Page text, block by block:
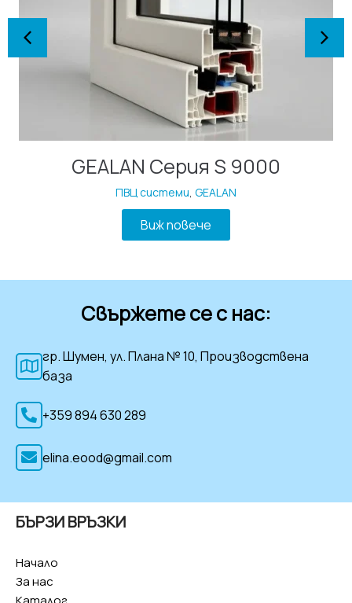
GEALAN Серия S 9000
ПВЦ системи, GEALAN
Виж повече
Свържете се с нас:
гр. Шумен, ул. Плана № 10, Производствена
база
+359 894 630 289
elina.eood@gmail.com
БЪРЗИ ВРЪЗКИ
Начало
За нас